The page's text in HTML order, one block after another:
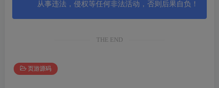
从事违法，侵权等任何非法活动，否则后果自负！
THE END
页游源码